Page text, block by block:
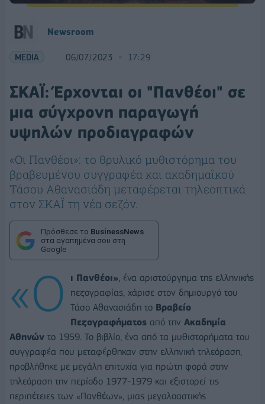
Newsroom
MEDIA 06/07/2023 17:29
ΣΚΑΪ: Έρχονται οι "Πανθέοι" σε
μια σύγχρονη παραγωγή
υψηλών προδιαγραφών
«Οι Πανθέοι»: το θρυλικό μυθιστόρημα του
βραβευμένου συγγραφέα και ακαδημαϊκού
Τάσου Αθανασιάδη μεταφέρεται τηλεοπτικά
στον ΣΚΑΪ τη νέα σεζόν.
Πρόσθεσε το BusinessNews
στα αγαπημένα σου στη
Google
«Ο ι Πανθέοι», ένα αριστούργημα της ελληνικής
πεζογραφίας, χάρισε στον δημιουργό του
Τάσο Αθανασιάδη το Βραβείο
Πεζογραφήματος από την Ακαδημία
Αθηνών το 1959. Το βιβλίο, ένα από τα μυθιστορήματα του
συγγραφέα που μεταφέρθηκαν στην ελληνική τηλεόραση,
προβλήθηκε με μεγάλη επιτυχία για πρώτη φορά στην
τηλεόραση την περίοδο 1977-1979 και εξιστορεί τις
περιπέτειες των «Πανθέων», μιας μεγαλοαστικής